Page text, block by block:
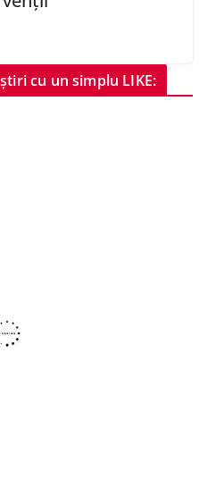
cu un simplu LIKE: